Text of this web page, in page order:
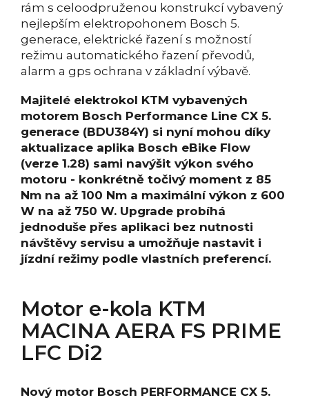
rám s celoodpruženou konstrukcí vybavený
nejlepším elektropohonem Bosch 5.
generace, elektrické řazení s možností
režimu automatického řazení převodů,
alarm a gps ochrana v základní výbavě.
Majitelé elektrokol KTM vybavených
motorem Bosch Performance Line CX 5.
generace (BDU384Y) si nyní mohou díky
aktualizace aplika Bosch eBike Flow
(verze 1.28) sami navýšit výkon svého
motoru - konkrétně točivý moment z 85
Nm na až 100 Nm a maximální výkon z 600
W na až 750 W. Upgrade probíhá
jednoduše přes aplikaci bez nutnosti
návštěvy servisu a umožňuje nastavit i
jízdní režimy podle vlastních preferencí.
Motor e-kola KTM
MACINA AERA FS PRIME
LFC Di2
Nový motor Bosch PERFORMANCE CX 5.